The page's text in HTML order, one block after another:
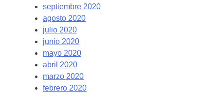
septiembre 2020
agosto 2020
julio 2020
junio 2020
mayo 2020
abril 2020
marzo 2020
febrero 2020